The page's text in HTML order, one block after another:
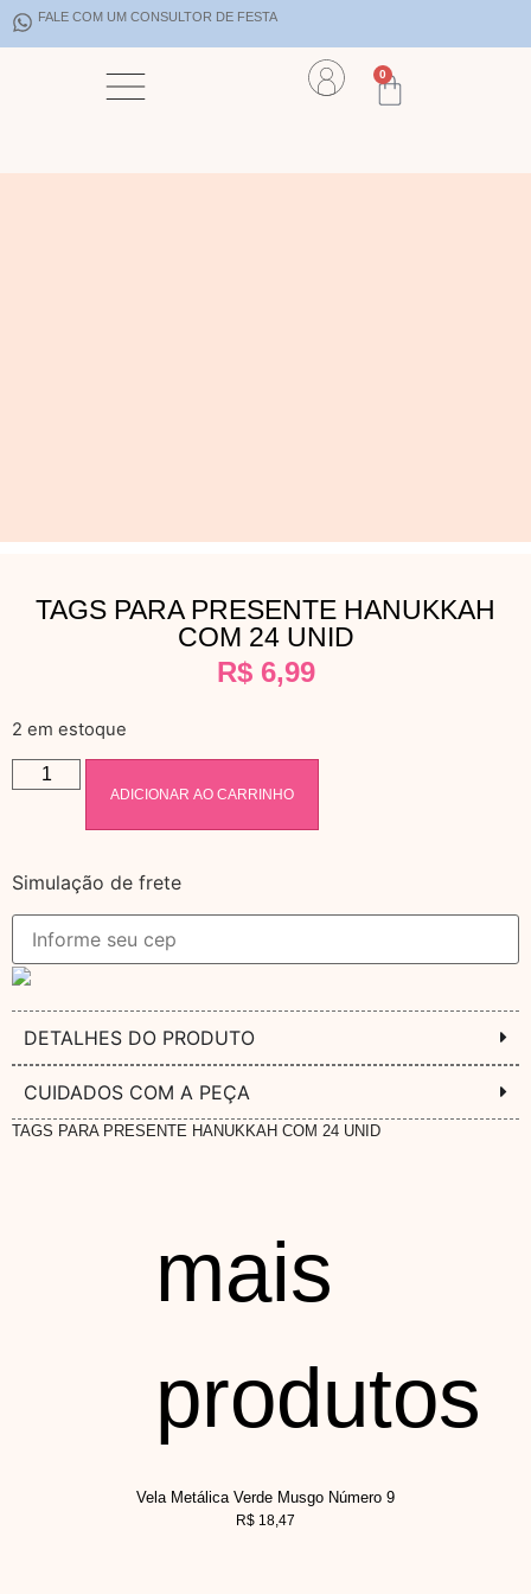
FALE COM UM CONSULTOR DE FESTA
0
TAGS PARA PRESENTE HANUKKAH
COM 24 UNID
R$6,99
2 em estoque
ADICIONAR AO CARRINHO
Simulação de frete
DETALHES DO PRODUTO
CUIDADOS COM A PEÇA
TAGS PARA PRESENTE HANUKKAH COM 24 UNID
mais
produtos
Vela Metálica Verde Musgo Número 9
R$ 18,47